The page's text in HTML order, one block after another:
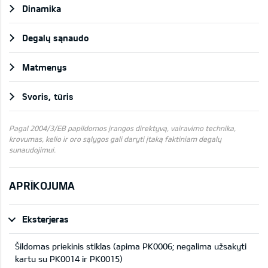
Dinamika
Degalų sąnaudo
Matmenys
Svoris, tūris
Pagal 2004/3/EB papildomos įrangos direktyvą, vairavimo technika,
krovumas, kelio ir oro sąlygos gali daryti įtaką faktiniam degalų
sunaudojimui.
APRĪKOJUMA
Eksterjeras
Šildomas priekinis stiklas (apima PK0006; negalima užsakyti
kartu su PK0014 ir PK0015)